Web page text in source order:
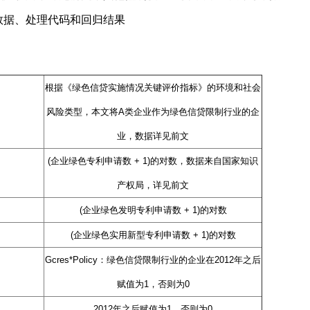
、处理代码和回归结果
根据《绿色信贷实施情况关键评价指标》的环境和社会
风险类型，本文将A类企业作为绿色信贷限制行业的企
业，数据详见前文
(企业绿色专利申请数 + 1)的对数，数据来自国家知识
产权局，详见前文
(企业绿色发明专利申请数 + 1)的对数
(企业绿色实用新型专利申请数 + 1)的对数
Gcres*Policy：绿色信贷限制行业的企业在2012年之后
赋值为1，否则为0